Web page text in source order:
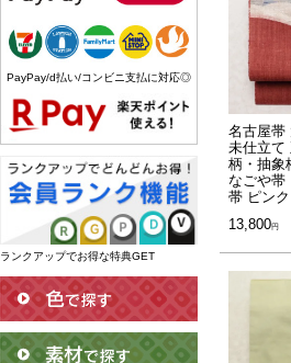
PayPay/d払い/コンビニ支払に対応◎
ランクアップでお得な特典GET
名古屋帯
未仕立て
柄・抽象
なごや帯
帯 ピンク
13,800